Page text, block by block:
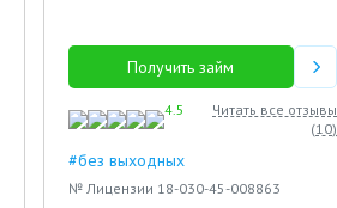
Получить займ
4.5
Читать все отзывы
(10)
#без выходных
№ Лицензии 18-030-45-008863